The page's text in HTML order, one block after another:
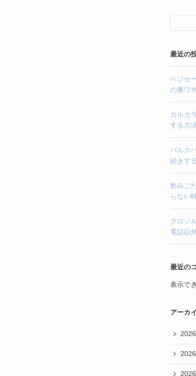
最近の
ベジセ
の裏ワ
カルカ
する方
バルク
続きす
飲みご
らない
クロジ
電話以
最近の
表示で
アーカ